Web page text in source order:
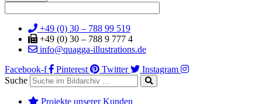
+49 (0) 30 – 788 99 519
+49 (0) 30 – 788 9 777 4
info@quagga-illustrations.de
Facebook-f
Pinterest Twitter
Instagram
Suche
Projekte unserer Kunden